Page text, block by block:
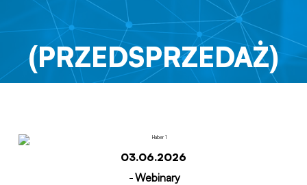
(PRZEDSPRZEDAŻ)
03.06.2026
-Webinary